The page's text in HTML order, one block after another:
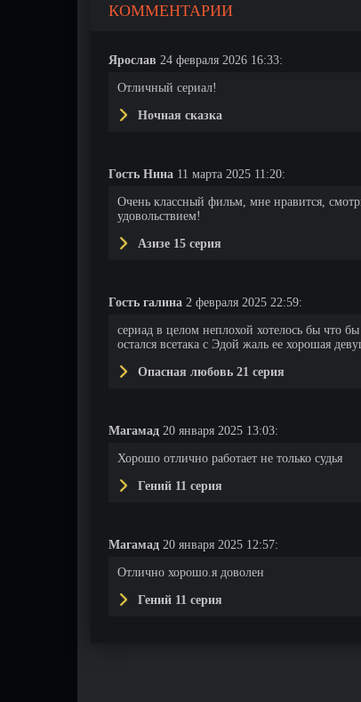
КОММЕНТАРИИ
Ярослав 24 февраля 2026 16:33:
Отличный сериал!
Ночная сказка
Гость Нина 11 марта 2025 11:20:
Очень классный фильм, мне нравится,
удовольствием!
Азизе 15 серия
Гость галина 2 февраля 2025 22:59:
сериад в целом неплохой хотелось бы что
остался всетака с Эдой жаль ее хорошая
Опасная любовь 21 серия
Магамад 20 января 2025 13:03:
Хорошо отлично работает не только судья
Гений 11 серия
Магамад 20 января 2025 12:57:
Отлично хорошо.я доволен
Гений 11 серия
14 серия